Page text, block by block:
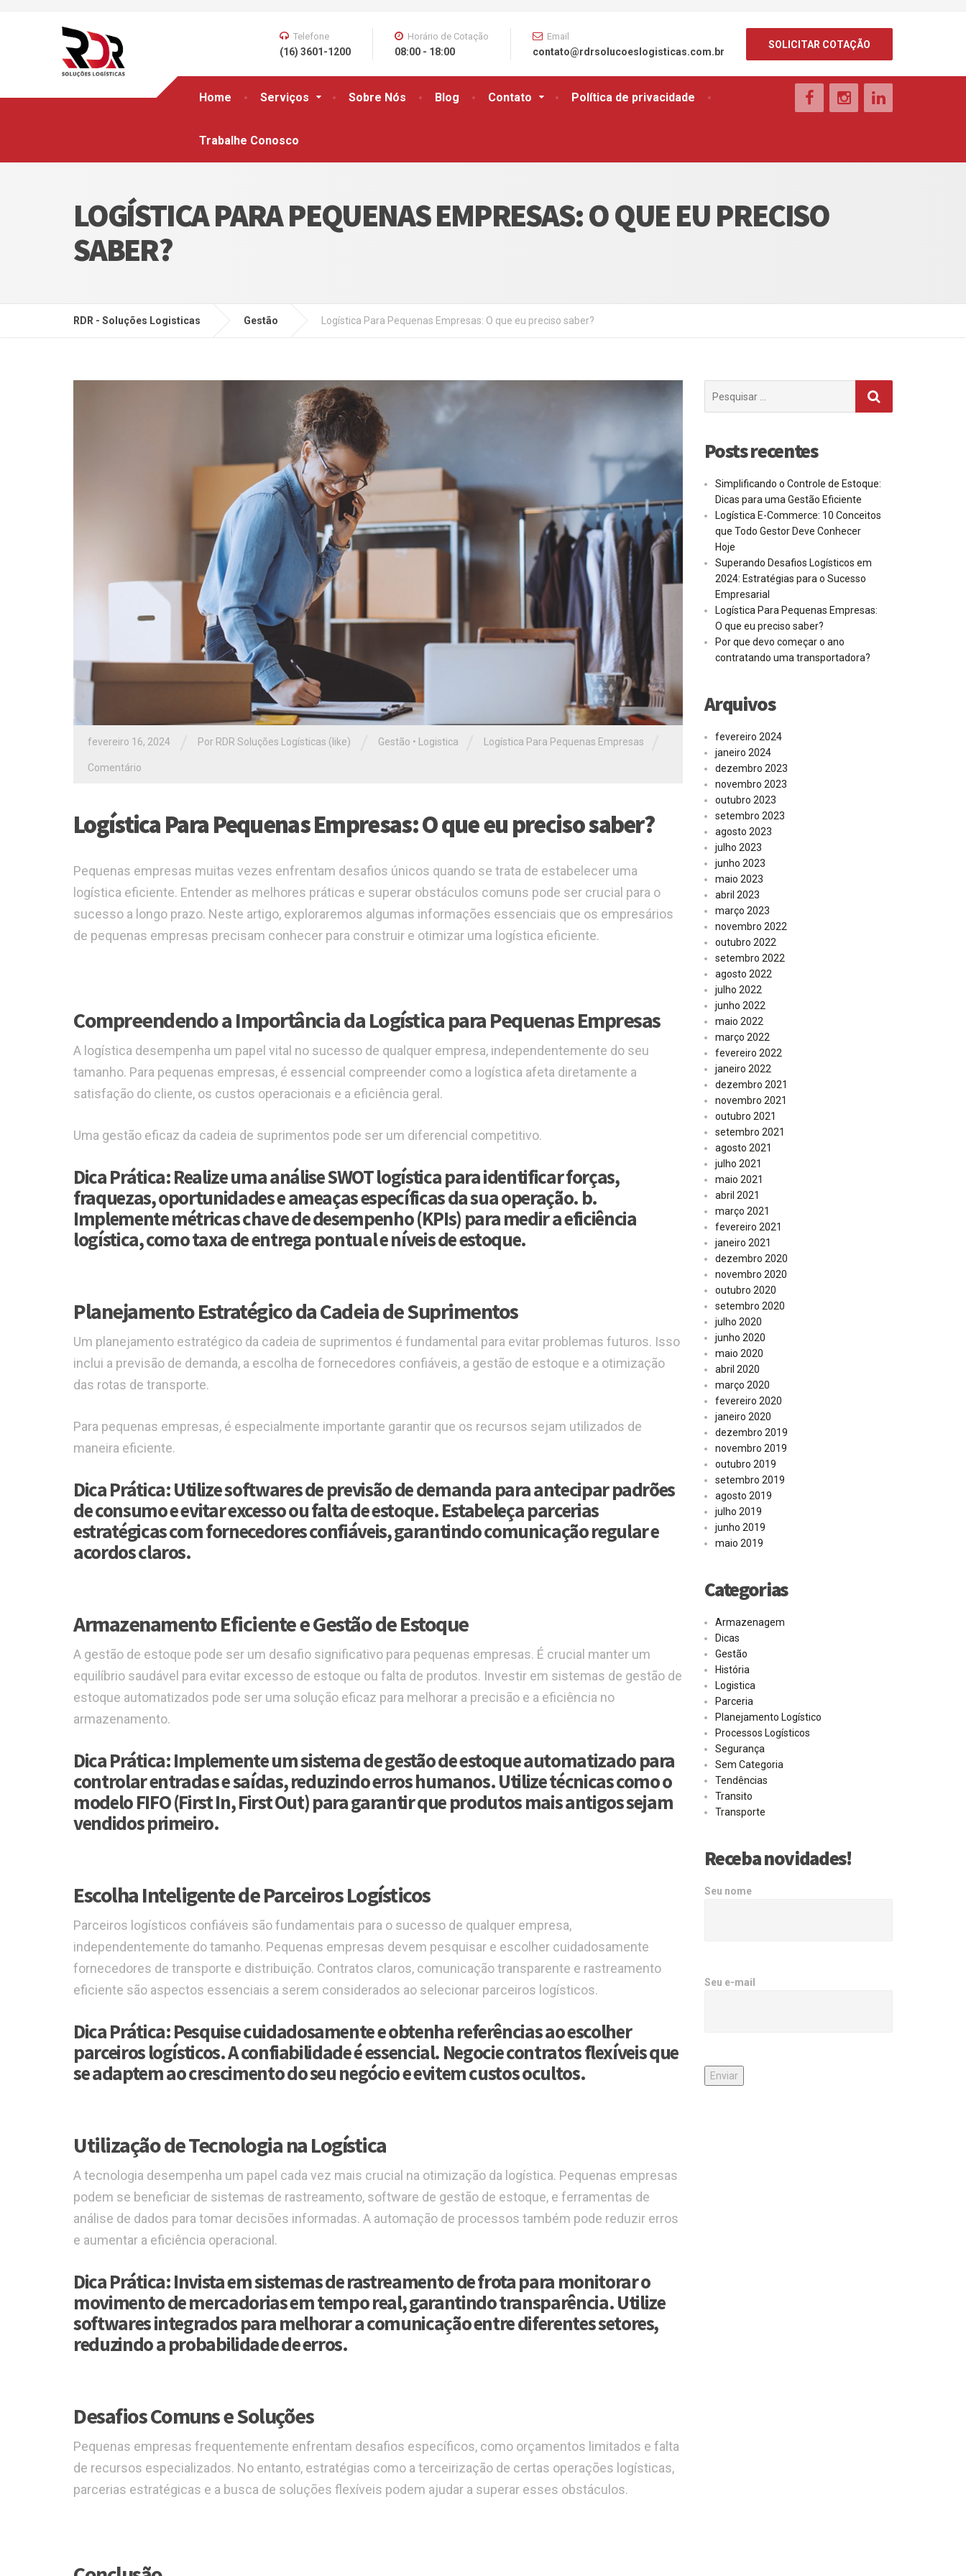
Home Serviços Sobre Nós Blog Contato Política de privacidade
Trabalhe Conosco
Telefone
(16) 3601-1200
Horário de Cotação
08:00 - 18:00
Email
contato@rdrsolucoeslogisticas.com.br
SOLICITAR COTAÇÃO
LOGÍSTICA PARA PEQUENAS EMPRESAS: O QUE EU PRECISO
SABER?
RDR - Soluções Logisticas Gestão Logística Para Pequenas Empresas: O que eu preciso saber?
fevereiro 16, 2024 Por RDR Soluções Logísticas (like) Gestão • Logistica Logística Para Pequenas Empresas
Comentário
Logística Para Pequenas Empresas: O que eu preciso saber?
Pequenas empresas muitas vezes enfrentam desafios únicos quando se trata de estabelecer uma
logística eficiente. Entender as melhores práticas e superar obstáculos comuns pode ser crucial para o
sucesso a longo prazo. Neste artigo, exploraremos algumas informações essenciais que os empresários
de pequenas empresas precisam conhecer para construir e otimizar uma logística eficiente.
Compreendendo a Importância da Logística para Pequenas Empresas
A logística desempenha um papel vital no sucesso de qualquer empresa, independentemente do seu
tamanho. Para pequenas empresas, é essencial compreender como a logística afeta diretamente a
satisfação do cliente, os custos operacionais e a eficiência geral.
Uma gestão eficaz da cadeia de suprimentos pode ser um diferencial competitivo.
Dica Prática:Realize uma análise SWOT logística para identificar forças,
fraquezas, oportunidades e ameaças específicas da sua operação. b.
Implemente métricas chave de desempenho (KPIs) para medir a eficiência
logística, como taxa de entrega pontual e níveis de estoque.
Planejamento Estratégico da Cadeia de Suprimentos
Um planejamento estratégico da cadeia de suprimentos é fundamental para evitar problemas futuros. Isso
inclui a previsão de demanda, a escolha de fornecedores confiáveis, a gestão de estoque e a otimização
das rotas de transporte.
Para pequenas empresas, é especialmente importante garantir que os recursos sejam utilizados de
maneira eficiente.
Dica Prática:Utilize softwares de previsão de demanda para antecipar padrões
de consumo e evitar excesso ou falta de estoque. Estabeleça parcerias
estratégicas com fornecedores confiáveis, garantindo comunicação regular e
acordos claros.
Armazenamento Eficiente e Gestão de Estoque
A gestão de estoque pode ser um desafio significativo para pequenas empresas. É crucial manter um
equilíbrio saudável para evitar excesso de estoque ou falta de produtos. Investir em sistemas de gestão de
estoque automatizados pode ser uma solução eficaz para melhorar a precisão e a eficiência no
armazenamento.
Dica Prática:Implemente um sistema de gestão de estoque automatizado para
controlar entradas e saídas, reduzindo erros humanos. Utilize técnicas como o
modelo FIFO (First In, First Out) para garantir que produtos mais antigos sejam
vendidos primeiro.
Escolha Inteligente de Parceiros Logísticos
Parceiros logísticos confiáveis são fundamentais para o sucesso de qualquer empresa,
independentemente do tamanho. Pequenas empresas devem pesquisar e escolher cuidadosamente
fornecedores de transporte e distribuição. Contratos claros, comunicação transparente e rastreamento
eficiente são aspectos essenciais a serem considerados ao selecionar parceiros logísticos.
Dica Prática:Pesquise cuidadosamente e obtenha referências ao escolher
parceiros logísticos. A confiabilidade é essencial. Negocie contratos flexíveis que
se adaptem ao crescimento do seu negócio e evitem custos ocultos.
Utilização de Tecnologia na Logística
A tecnologia desempenha um papel cada vez mais crucial na otimização da logística. Pequenas empresas
podem se beneficiar de sistemas de rastreamento, software de gestão de estoque, e ferramentas de
análise de dados para tomar decisões informadas. A automação de processos também pode reduzir erros
e aumentar a eficiência operacional.
Dica Prática:Invista em sistemas de rastreamento de frota para monitorar o
movimento de mercadorias em tempo real, garantindo transparência. Utilize
softwares integrados para melhorar a comunicação entre diferentes setores,
reduzindo a probabilidade de erros.
Desafios Comuns e Soluções
Pequenas empresas frequentemente enfrentam desafios específicos, como orçamentos limitados e falta
de recursos especializados. No entanto, estratégias como a terceirização de certas operações logísticas,
parcerias estratégicas e a busca de soluções flexíveis podem ajudar a superar esses obstáculos.
por:
Posts recentes
Simplificando o Controle de Estoque:
Dicas para uma Gestão Eficiente
Logística E-Commerce: 10 Conceitos
que Todo Gestor Deve Conhecer
Hoje
Superando Desafios Logísticos em
2024: Estratégias para o Sucesso
Empresarial
Logística Para Pequenas Empresas:
O que eu preciso saber?
Por que devo começar o ano
contratando uma transportadora?
Arquivos
fevereiro 2024
janeiro 2024
dezembro 2023
novembro 2023
outubro 2023
setembro 2023
agosto 2023
julho 2023
junho 2023
maio 2023
abril 2023
março 2023
novembro 2022
outubro 2022
setembro 2022
agosto 2022
julho 2022
junho 2022
maio 2022
março 2022
fevereiro 2022
janeiro 2022
dezembro 2021
novembro 2021
outubro 2021
setembro 2021
agosto 2021
julho 2021
maio 2021
abril 2021
março 2021
fevereiro 2021
janeiro 2021
dezembro 2020
novembro 2020
outubro 2020
setembro 2020
julho 2020
junho 2020
maio 2020
abril 2020
março 2020
fevereiro 2020
janeiro 2020
dezembro 2019
novembro 2019
outubro 2019
setembro 2019
agosto 2019
julho 2019
junho 2019
maio 2019
Categorias
Armazenagem
Dicas
Gestão
História
Logistica
Parceria
Planejamento Logístico
Processos Logísticos
Segurança
Sem Categoria
Tendências
Transito
Transporte
Receba novidades!
Seu nome
Seu e-mail